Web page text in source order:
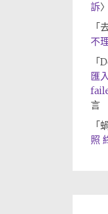
訴
「
不
「
匯
言
「
照